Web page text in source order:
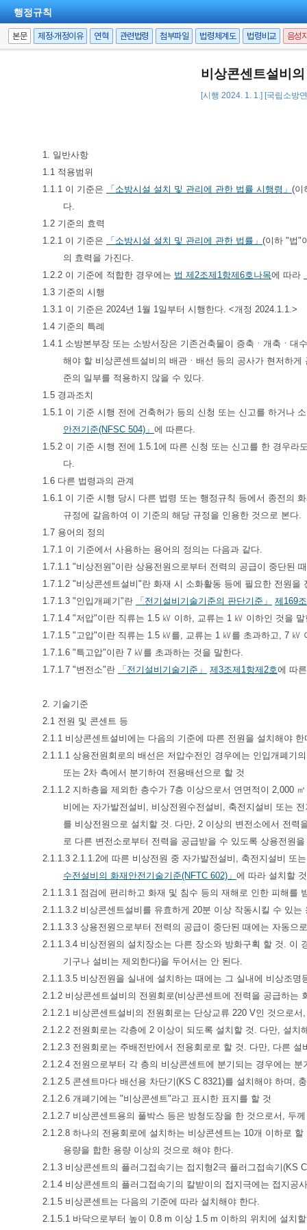
행정규칙
본문 제정·개정이유 연혁 관련법령 첨부파일 법령체계도 법령비교 음성
비상콘센트설비
[시행 2024. 1. 1.] [국립소방
1. 일반사항
1.1 적용범위
1.1.1 이 기준은
「소방시설 설치 및 관리에 관한 법률 시행령」 (이
다.
1.2 기준의 효력
1.2.1 이 기준은
「소방시설 설치 및 관리에 관한 법률」 (이하 "법"
의 효력을 가진다.
1.2.2 이 기준에 적합한 경우에는 법 제2조제1항제6호나목에 따라
1.3 기준의 시행
1.3.1 이 기준은 2024년 1월 1일부터 시행한다. <개정 2024.1.1.>
1.4 기준의 특례
1.4.1 소방본부장 또는 소방서장은 기존건축물이 증축ㆍ개축ㆍ
해야 할 비상콘센트설비의 배관ㆍ배선 등의 공사가 현저하
준의 일부를 적용하지 않을 수 있다.
1.5 경과조치
1.5.1 이 기준 시행 전에 건축허가 등의 신청 또는 신고를 하거나
안전기준(NFSC 504)」 에 따른다.
1.5.2 이 기준 시행 전에 1.5.1에 따른 신청 또는 신고를 한 경우
다.
1.6 다른 법령과의 관계
1.6.1 이 기준 시행 당시 다른 법령 또는 행정규칙 등에서 종전의
규정에 갈음하여 이 기준의 해당 규정을 인용한 것으로 본다.
1.7 용어의 정의
1.7.1 이 기준에서 사용하는 용어의 정의는 다음과 같다.
1.7.1.1 "비상전원"이란 상용전원으로부터 전력의 공급이 중단된
1.7.1.2 "비상콘센트설비"란 화재 시 소화활동 등에 필요한 전원을
1.7.1.3 "인입개폐기"란
「전기설비기술기준의 판단기준」
제169조
1.7.1.4 "저압"이란 직류는 1.5 ㎸ 이하, 교류는 1 ㎸ 이하인 것을 말
1.7.1.5 "고압"이란 직류는 1.5 ㎸를, 교류는 1 ㎸를 초과하고, 7 ㎸
1.7.1.6 "특고압"이란 7 ㎸를 초과하는 것을 말한다.
1.7.1.7 "변전소"란
「전기설비기술기준」 제3조제1항제2호에 따
2. 기술기준
2.1 전원 및 콘센트 등
2.1.1 비상콘센트설비에는 다음의 기준에 따른 전원을 설치해야 한
2.1.1.1 상용전원회로의 배선은 저압수전인 경우에는 인입개폐기
또는 2차 측에서 분기하여 전용배선으로 할 것
2.1.1.2 지하층을 제외한 층수가 7층 이상으로서 연면적이 2,000
비에는 자가발전설비, 비상전원수전설비, 축전지설비 또는
를 비상전원으로 설치할 것. 다만, 2 이상의 변전소에서 전
로 다른 변전소로부터 전력을 공급받을 수 있도록 상용전원
2.1.1.3 2.1.1.2에 따른 비상전원 중 자가발전설비, 축전지설비 또
수전설비의 화재안전기술기준(NFTC 602)」 에 따라 설치할 것
2.1.1.3.1 점검에 편리하고 화재 및 침수 등의 재해로 인한 피해를
2.1.1.3.2 비상콘센트설비를 유효하게 20분 이상 작동시킬 수 있는
2.1.1.3.3 상용전원으로부터 전력의 공급이 중단된 때에는 자동으
2.1.1.3.4 비상전원의 설치장소는 다른 장소와 방화구획 할 것. 이
기구나 설비는 제외한다)을 두어서는 안 된다.
2.1.1.3.5 비상전원을 실내에 설치하는 때에는 그 실내에 비상조명
2.1.2 비상콘센트설비의 전원회로(비상콘센트에 전력을 공급하는
2.1.2.1 비상콘센트설비의 전원회로는 단상교류 220 V인 것으로
2.1.2.2 전원회로는 각층에 2 이상이 되도록 설치할 것. 다만, 설
2.1.2.3 전원회로는 주배전반에서 전용회로로 할 것. 다만, 다른
2.1.2.4 전원으로부터 각 층의 비상콘센트에 분기되는 경우에는
2.1.2.5 콘센트마다 배선용 차단기(KS C 8321)를 설치해야 하며,
2.1.2.6 개폐기에는 "비상콘센트"라고 표시한 표지를 할 것
2.1.2.7 비상콘센트용의 풀박스 등은 방청도장을 한 것으로서, 두
2.1.2.8 하나의 전용회로에 설치하는 비상콘센트는 10개 이하로
용량을 합한 용량 이상의 것으로 해야 한다.
2.1.3 비상콘센트의 플러그접속기는 접지형2극 플러그접속기(KS
2.1.4 비상콘센트의 플러그접속기의 칼받이의 접지극에는 접지공
2.1.5 비상콘센트는 다음의 기준에 따라 설치해야 한다.
2.1.5.1 바닥으로부터 높이 0.8 m 이상 1.5 m 이하의 위치에 설치